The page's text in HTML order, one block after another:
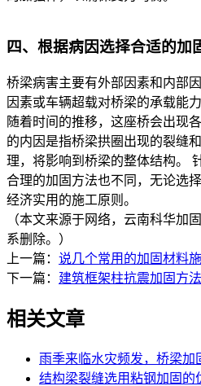
四、根据病因选择合适的加
桥梁病害主要有外部因素和内部
因素或车辆超载对桥梁的承载能
随着时间的推移，这座桥会出现
的内因是指桥梁拱圈出现的裂缝
理，将影响到桥梁的整体结构。
合理的加固方法也不同，无论选
经济实用的施工原则。
（本文来源于网络，云南科华加
系删除。）
上一篇： 说几个常用的加固材料
下一篇： 建筑框架柱抗震加固方
相关文章
雨季来临水灾频发，桥梁加
结构梁裂缝选用粘钢加固的